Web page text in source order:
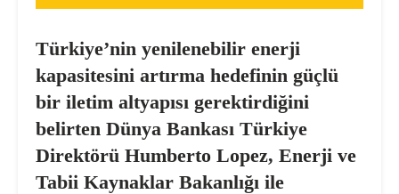
Türkiye’nin yenilenebilir enerji
kapasitesini artırma hedefinin güçlü
bir iletim altyapısı gerektirdiğini
belirten Dünya Bankası Türkiye
Direktörü Humberto Lopez, Enerji ve
Tabii Kaynaklar Bakanlığı ile